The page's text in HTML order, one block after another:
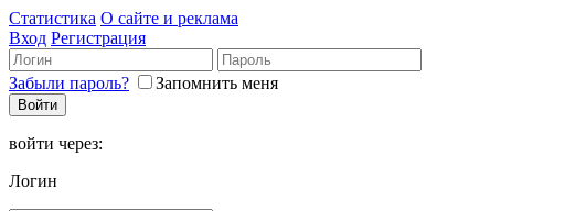
Статистика О сайте и реклама
Вход Регистрация
Забыли пароль? Запомнить меня
войти через:
Логин